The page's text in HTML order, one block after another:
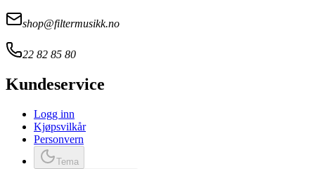
shop@filtermusikk.no
22 82 85 80
Kundeservice
Logg inn
Kjøpsvilkår
Personvern
Tema